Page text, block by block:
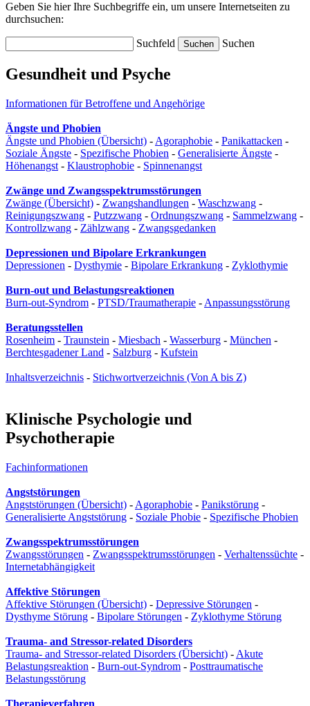
Geben Sie hier Ihre Suchbegriffe ein, um unsere Internetseiten zu
durchsuchen:
Suchfeld Suchen
Gesundheit und Psyche
Informationen für Betroffene und Angehörige
Ängste und Phobien
Ängste und Phobien (Übersicht) - Agoraphobie - Panikattacken -
Soziale Ängste - Spezifische Phobien - Generalisierte Ängste -
Höhenangst - Klaustrophobie - Spinnenangst
Zwänge und Zwangsspektrumsstörungen
Zwänge (Übersicht) - Zwangshandlungen - Waschzwang -
Reinigungszwang - Putzzwang - Ordnungszwang - Sammelzwang -
Kontrollzwang - Zählzwang - Zwangsgedanken
Depressionen und Bipolare Erkrankungen
Depressionen - Dysthymie - Bipolare Erkrankung - Zyklothymie
Burn-out und Belastungsreaktionen
Burn-out-Syndrom - PTSD/Traumatherapie - Anpassungsstörung
Beratungsstellen
Rosenheim - Traunstein - Miesbach - Wasserburg - München -
Berchtesgadener Land - Salzburg - Kufstein
Inhaltsverzeichnis - Stichwortverzeichnis (Von A bis Z)
Klinische Psychologie und
Psychotherapie
Fachinformationen
Angststörungen
Angststörungen (Übersicht) - Agoraphobie - Panikstörung -
Generalisierte Angststörung - Soziale Phobie - Spezifische Phobien
Zwangsspektrumsstörungen
Zwangsstörungen - Zwangsspektrumsstörungen - Verhaltenssüchte -
Internetabhängigkeit
Affektive Störungen
Affektive Störungen (Übersicht) - Depressive Störungen -
Dysthyme Störung - Bipolare Störungen - Zyklothyme Störung
Trauma- and Stressor-related Disorders
Trauma- and Stressor-related Disorders (Übersicht) - Akute
Belastungsreaktion - Burn-out-Syndrom - Posttraumatische
Belastungsstörung
Therapieverfahren